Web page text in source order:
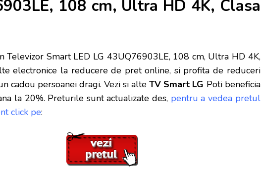
108 cm, Ultra HD 4K, Clasa
Televizor Smart LED LG 43UQ76903LE, 108 cm, Ultra HD 4K,
electronice la reducere de pret online, si profita de reduceri
cadou persoanei dragi. Vezi si alteTV Smart LG Poti beneficia
la 20%. Preturile sunt actualizate des, pentru a vedea pretul
click pe: